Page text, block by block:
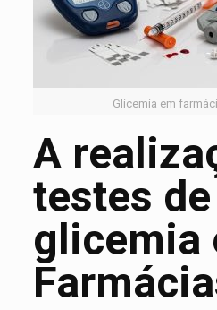
Glicemia em
A
testes de
glicemia